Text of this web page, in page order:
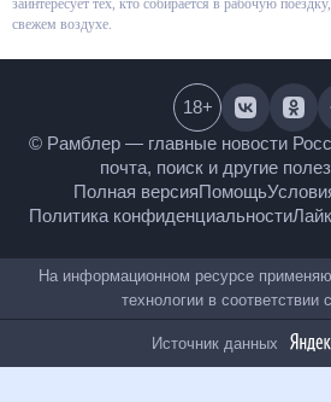
и т. д. Погода в Ошакане, Армения на 3 дня
собирается в рабочую поездку, отпуск,
© Рамблер — главные
гороскопы, почта, поиск и
Полная версияПомощь
Все проекты
18+
На информационном
рекомендательные технологии в